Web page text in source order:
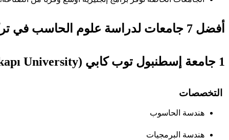
أفضل 7 جامعات لدراسة علوم الحاسب في تركيا
1 جامعة إسطنبول توب كابي (İstanbul Topkapı University)
التخصصات
هندسة الحاسوب
هندسة البرمجيات